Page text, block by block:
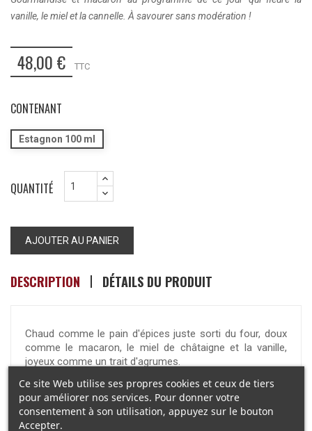
Ce site Web utilise ses propres cookies et ceux de tiers
pour améliorer nos services. Pour donner votre
consentement à son utilisation, appuyez sur le bouton
Accepter.
vanille, le miel et la cannelle. À savourer sans modération !
48,00 € TTC
CONTENANT
Estagnon 100 ml
QUANTITÉ
AJOUTER AU PANIER
DESCRIPTION DÉTAILS DU PRODUIT
Chaud comme le pain d'épices juste sorti du four, doux
comme le macaron, le miel de châtaigne et la vanille,
joyeux comme un trait d'agrumes.
Notes de tête :Pamplemousse, Orange, Mandarine
Notes de cœur :Coco, Cannelle, Vanille, Safran